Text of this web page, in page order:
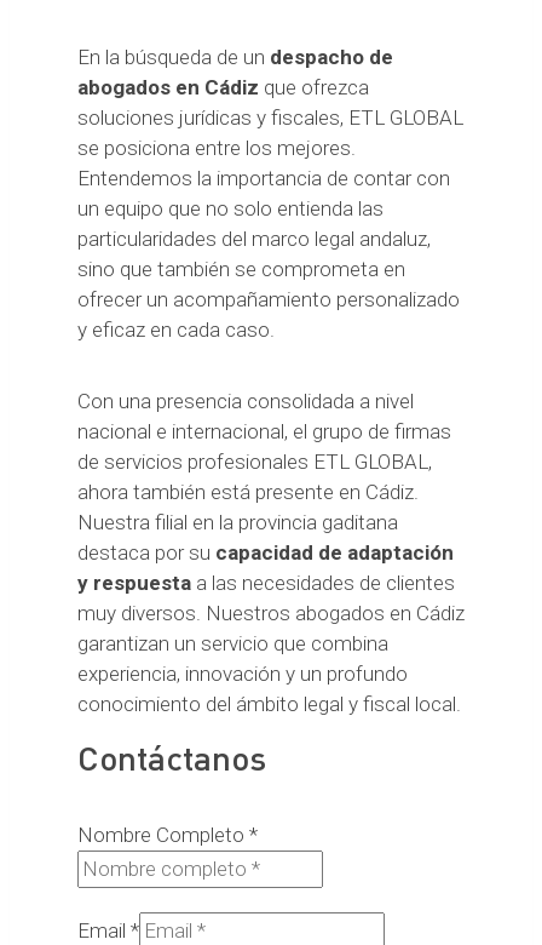
En la búsqueda de un despacho de
abogados en Cádiz que ofrezca
soluciones jurídicas y fiscales, ETL GLOBAL
se posiciona entre los mejores.
Entendemos la importancia de contar con
un equipo que no solo entienda las
particularidades del marco legal andaluz,
sino que también se comprometa en
ofrecer un acompañamiento personalizado
y eficaz en cada caso.
Con una presencia consolidada a nivel
nacional e internacional, el grupo de firmas
de servicios profesionales ETL GLOBAL,
ahora también está presente en Cádiz.
Nuestra filial en la provincia gaditana
destaca por su capacidad de adaptación
y respuesta a las necesidades de clientes
muy diversos. Nuestros abogados en Cádiz
garantizan un servicio que combina
experiencia, innovación y un profundo
conocimiento del ámbito legal y fiscal local.
Contáctanos
Nombre Completo *
Email *